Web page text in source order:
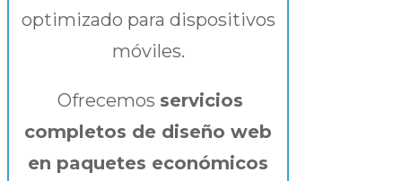
optimizado para dispositivos
móviles.
Ofrecemos servicios
completos de diseño web
en paquetes económicos